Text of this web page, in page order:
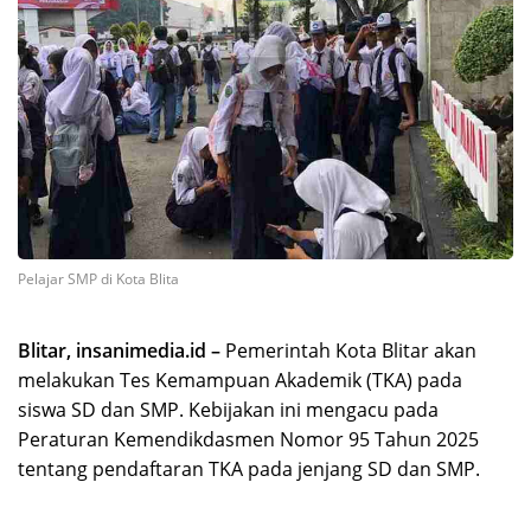
Pelajar SMP di Kota Blita
Blitar, insanimedia.id – Pemerintah Kota Blitar akan
melakukan Tes Kemampuan Akademik (TKA) pada
siswa SD dan SMP. Kebijakan ini mengacu pada
Peraturan Kemendikdasmen Nomor 95 Tahun 2025
tentang pendaftaran TKA pada jenjang SD dan SMP.